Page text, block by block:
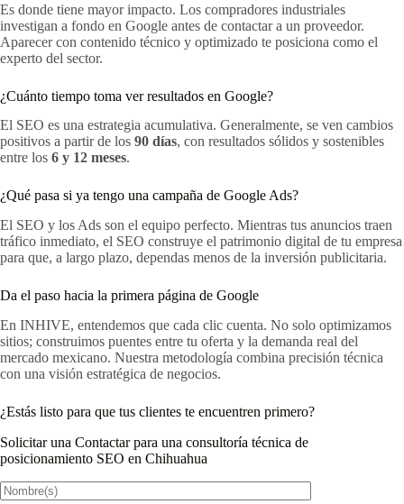
Es donde tiene mayor impacto. Los compradores industriales
investigan a fondo en Google antes de contactar a un proveedor.
Aparecer con contenido técnico y optimizado te posiciona como el
experto del sector.
¿Cuánto tiempo toma ver resultados en Google?
El SEO es una estrategia acumulativa. Generalmente, se ven cambios
positivos a partir de los 90 días, con resultados sólidos y sostenibles
entre los 6 y 12 meses.
¿Qué pasa si ya tengo una campaña de Google Ads?
El SEO y los Ads son el equipo perfecto. Mientras tus anuncios traen
tráfico inmediato, el SEO construye el patrimonio digital de tu empresa
para que, a largo plazo, dependas menos de la inversión publicitaria.
Da el paso hacia la primera página de Google
En INHIVE, entendemos que cada clic cuenta. No solo optimizamos
sitios; construimos puentes entre tu oferta y la demanda real del
mercado mexicano. Nuestra metodología combina precisión técnica
con una visión estratégica de negocios.
¿Estás listo para que tus clientes te encuentren primero?
Solicitar una Contactar para una consultoría técnica de
posicionamiento SEO en Chihuahua